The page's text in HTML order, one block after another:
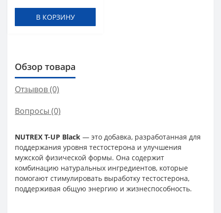
В КОРЗИНУ
Обзор товара
Отзывов (0)
Вопросы (0)
NUTREX T-UP Black — это добавка, разработанная для
поддержания уровня тестостерона и улучшения
мужской физической формы. Она содержит
комбинацию натуральных ингредиентов, которые
помогают стимулировать выработку тестостерона,
поддерживая общую энергию и жизнеспособность.